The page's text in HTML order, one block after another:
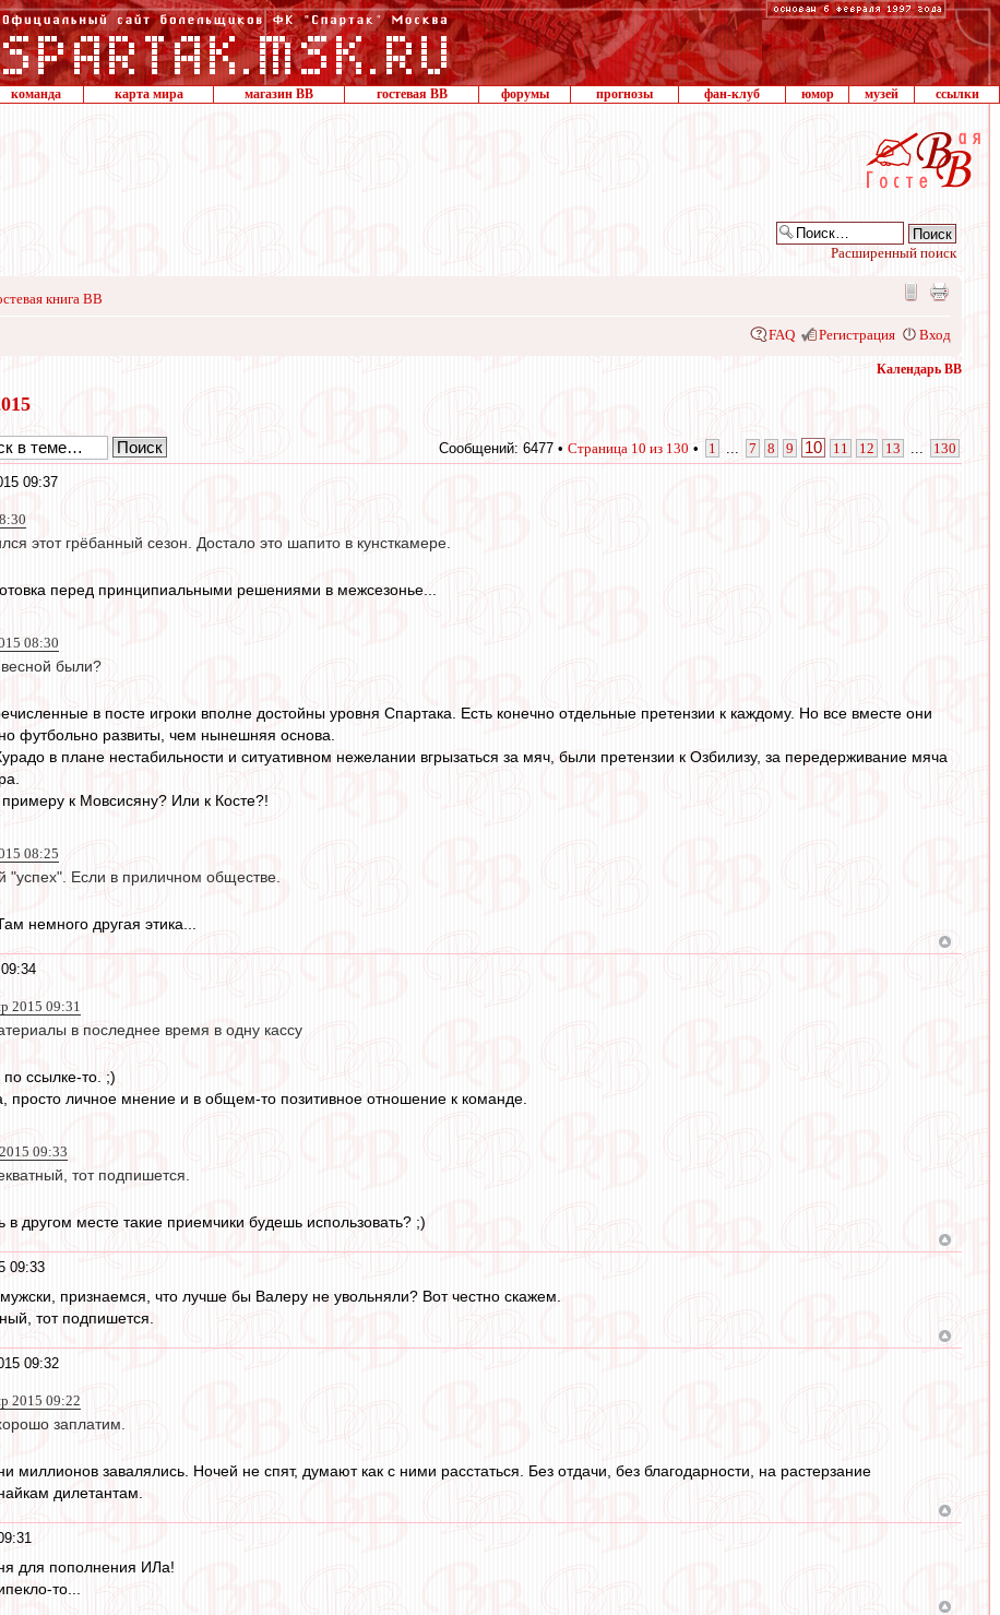
команда карта мира магазин ВВ гостевая ВВ форумы прогнозы фан-клуб юмор музей ссылки
Расширенный поиск
книга ВВ
FAQ Регистрация Вход
Календарь ВВ
Сообщений: 6477 • Страница 10 из 130 • 1 7 8 9 10 11 12 13 130
09:37
этот грёбанный сезон. Достало это шапито в кунсткамере.
перед принципиальными решениями в межсезонье...
08:30
были?
в посте игроки вполне достойны уровня Спартака. Есть конечно отдельные претензии к каждому. Но все вместе они
футбольно развиты, чем нынешняя основа.
в плане нестабильности и ситуативном нежелании вгрызаться за мяч, были претензии к Озбилизу, за передерживание мяча
к Мовсисяну? Или к Косте?!
08:25
"успех". Если в приличном обществе.
немного другая этика...
2015 09:31
в последнее время в одну кассу
ссылке-то. ;)
просто личное мнение и в общем-то позитивное отношение к команде.
09:33
тот подпишется.
в другом месте такие приемчики будешь использовать? ;)
09:33
признаемся, что лучше бы Валеру не увольняли? Вот честно скажем.
тот подпишется.
09:32
2015 09:22
заплатим.
миллионов завалялись. Ночей не спят, думают как с ними расстаться. Без отдачи, без благодарности, на растерзание
дилетантам.
для пополнения ИЛа!
то...